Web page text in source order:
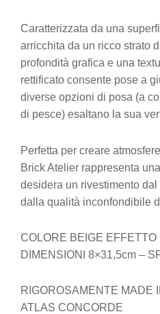
Caratterizzata da una
arricchita da un ricco strato
profondità grafica e una
rettificato consente pose a
diverse opzioni di posa (a
di pesce) esaltano la sua
Perfetta per creare
Brick Atelier rappresenta
desidera un rivestimento
dalla qualità inconfondibile
COLORE BEIGE EFFETTO
DIMENSIONI 8×31,5cm –
RIGOROSAMENTE MADE
ATLAS CONCORDE